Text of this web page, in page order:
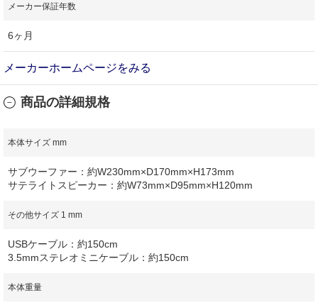
メーカー保証年数
6ヶ月
メーカーホームページをみる
商品の詳細規格
本体サイズ mm
サブウーファー：約W230mm×D170mm×H173mm
サテライトスピーカー：約W73mm×D95mm×H120mm
その他サイズ 1 mm
USBケーブル：約150cm
3.5mmステレオミニケーブル：約150cm
本体重量